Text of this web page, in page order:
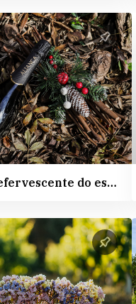
O mundo efervescente do espumante - Aliança Vinhos de Portugal